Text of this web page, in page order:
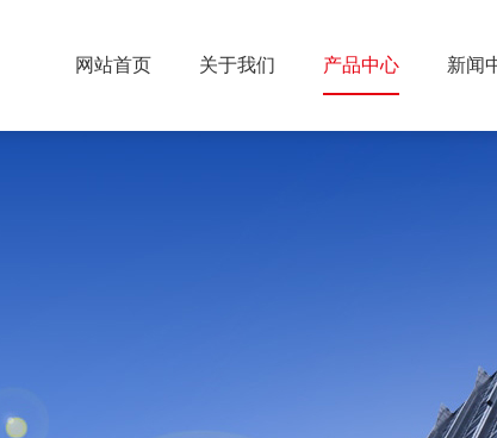
网站首页 关于我们 产品中心 新闻